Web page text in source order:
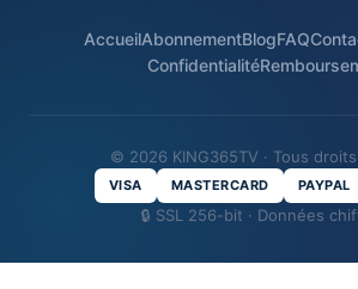
AccueilAbonnementBlogFAQ
Confidentialité
© 2026 KING365TV · Tous
VISA MASTERCARD PAYPAL
🔒 SSL 256-bit · Données